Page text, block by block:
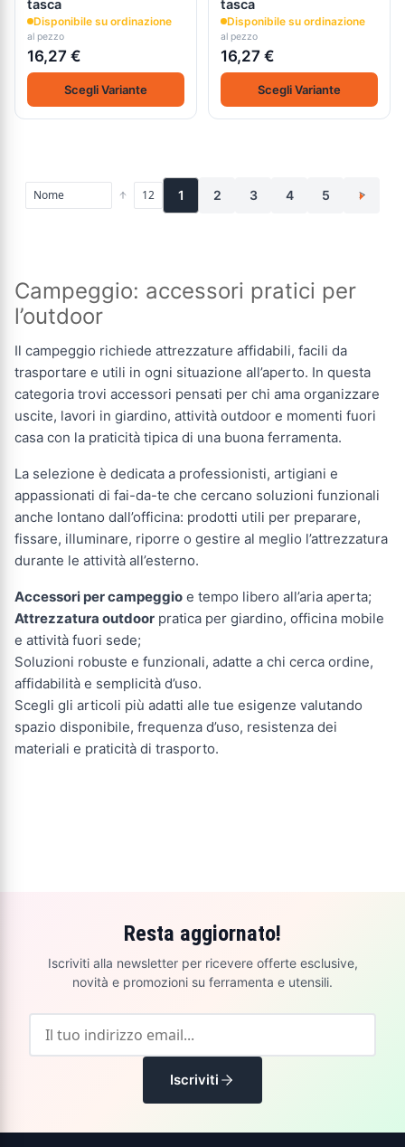
tasca
Disponibile su ordinazione
al pezzo
16,27 €
Scegli Variante
tasca
Disponibile su ordinazione
al pezzo
16,27 €
Scegli Variante
1 2 3 4 5 >
Campeggio: accessori pratici per
l’outdoor
Il campeggio richiede attrezzature affidabili, facili da
trasportare e utili in ogni situazione all’aperto. In questa
categoria trovi accessori pensati per chi ama organizzare
uscite, lavori in giardino, attività outdoor e momenti fuori
casa con la praticità tipica di una buona ferramenta.
La selezione è dedicata a professionisti, artigiani e
appassionati di fai-da-te che cercano soluzioni funzionali
anche lontano dall’officina: prodotti utili per preparare,
fissare, illuminare, riporre o gestire al meglio l’attrezzatura
durante le attività all’esterno.
Accessori per campeggio e tempo libero all’aria aperta;
Attrezzatura outdoor pratica per giardino, officina mobile
e attività fuori sede;
Soluzioni robuste e funzionali, adatte a chi cerca ordine,
affidabilità e semplicità d’uso.
Scegli gli articoli più adatti alle tue esigenze valutando
spazio disponibile, frequenza d’uso, resistenza dei
materiali e praticità di trasporto.
Resta aggiornato!
Iscriviti alla newsletter per ricevere offerte esclusive,
novità e promozioni su ferramenta e utensili.
Iscriviti